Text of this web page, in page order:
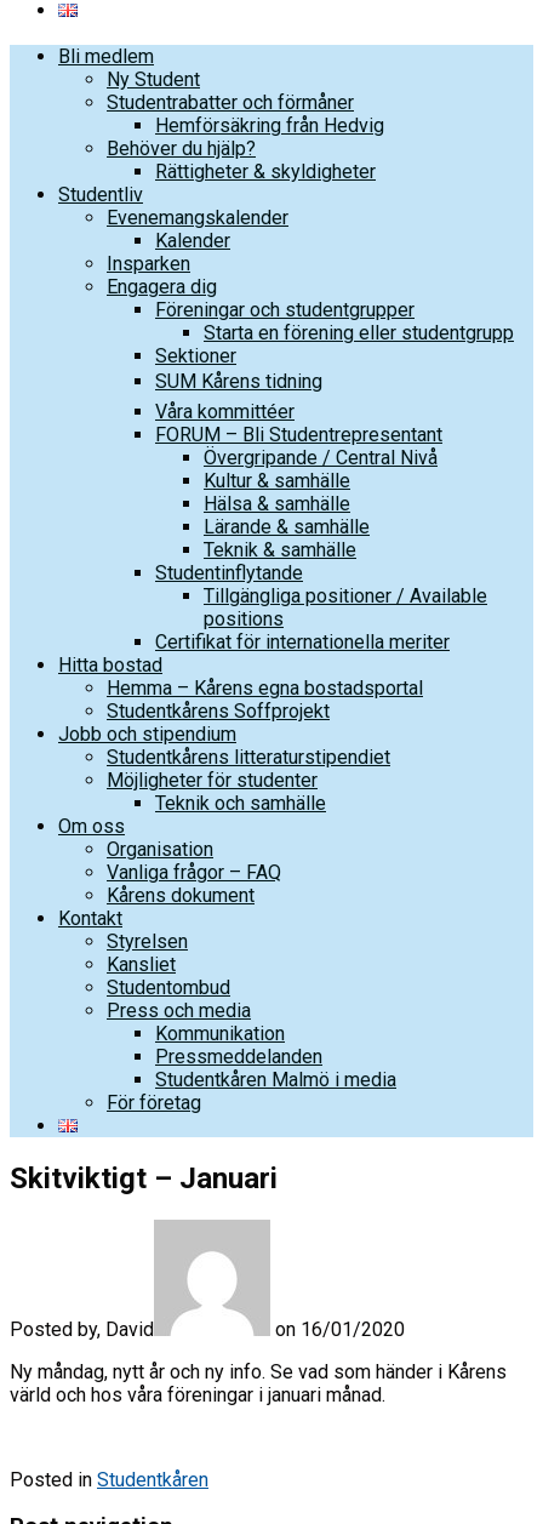
Bli medlem
Ny Student
Studentrabatter och förmåner
Hemförsäkring från Hedvig
Behöver du hjälp?
Rättigheter & skyldigheter
Studentliv
Evenemangskalender
Kalender
Insparken
Engagera dig
Föreningar och studentgrupper
Starta en förening eller studentgrupp
Sektioner
SUM Kårens tidning
Våra kommittéer
FORUM – Bli Studentrepresentant
Övergripande / Central Nivå
Kultur & samhälle
Hälsa & samhälle
Lärande & samhälle
Teknik & samhälle
Studentinflytande
Tillgängliga positioner / Available
positions
Certifikat för internationella meriter
Hitta bostad
Hemma – Kårens egna bostadsportal
Studentkårens Soffprojekt
Jobb och stipendium
Studentkårens litteraturstipendiet
Möjligheter för studenter
Teknik och samhälle
Om oss
Organisation
Vanliga frågor – FAQ
Kårens dokument
Kontakt
Styrelsen
Kansliet
Studentombud
Press och media
Kommunikation
Pressmeddelanden
Studentkåren Malmö i media
För företag
Skitviktigt – Januari
Posted by, David
on 16/01/2020
Ny måndag, nytt år och ny info. Se vad som händer i Kårens
värld och hos våra föreningar i januari månad.
Posted in Studentkåren